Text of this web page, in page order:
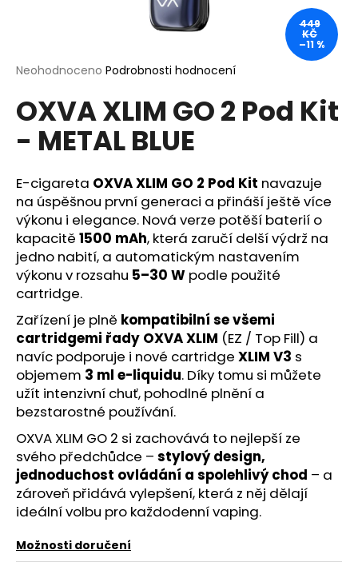
Průměrné
produktu
je
z
hvězdiček.
Neohodnoceno Podrobnosti hodnocení
OXVA XLIM GO 2 Pod Kit
- METAL BLUE
E-cigareta OXVA XLIM GO 2 Pod Kit navazuje
na úspěšnou první generaci a přináší ještě více
výkonu i elegance. Nová verze potěší baterií o
kapacitě 1500 mAh, která zaručí delší výdrž na
jedno nabití, a automatickým nastavením
výkonu v rozsahu 5–30 W podle použité
cartridge.
Zařízení je plně kompatibilní se všemi
cartridgemi řady OXVA XLIM (EZ / Top Fill) a
navíc podporuje i nové cartridge XLIM V3 s
objemem 3 ml e-liquidu. Díky tomu si můžete
užít intenzivní chuť, pohodlné plnění a
bezstarostné používání.
OXVA XLIM GO 2 si zachovává to nejlepší ze
svého předchůdce – stylový design,
jednoduchost ovládání a spolehlivý chod – a
zároveň přidává vylepšení, která z něj dělají
ideální volbu pro každodenní vaping.
Možnosti doručení
449
KČ
–11 %
í
t
?
HLEDAT
D
o
p
r
u
č
u
j
e
m
e
OXVA
EZ
CARTRIDGE
3ML
0,8
OHM